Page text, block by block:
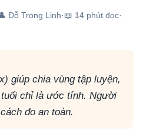
Đỗ Trọng Linh·📖 14 phút đọc·
giúp chia vùng tập luyện,
chỉ là ước tính. Người
đo an toàn.